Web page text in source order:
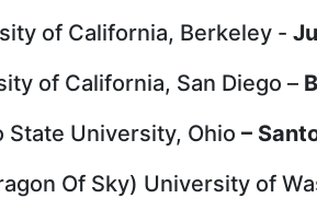
of California, Berkeley -
of California, San Diego –
State University, Ohio –
Of Sky) University of